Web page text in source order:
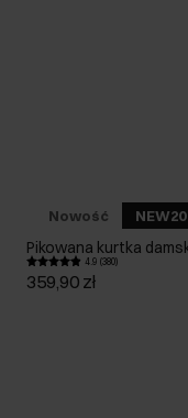
Nowość NEW20
Pikowana kurtka
4.9 (380)
359,90 zł